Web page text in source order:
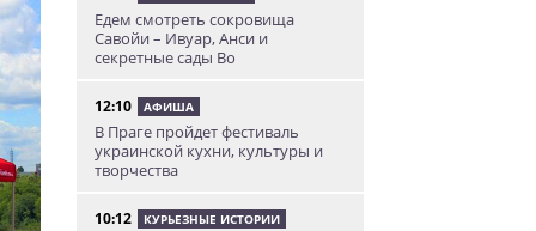
Едем смотреть сокровища
Савойи – Ивуар, Анси и
секретные сады Во
12:10 АФИША
В Праге пройдет фестиваль
украинской кухни, культуры и
творчества
10:12 КУРЬЕЗНЫЕ ИСТОРИИ